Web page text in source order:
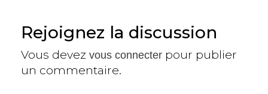
Rejoignez la discussion
Vous devez vous connecter pour publier
un commentaire.